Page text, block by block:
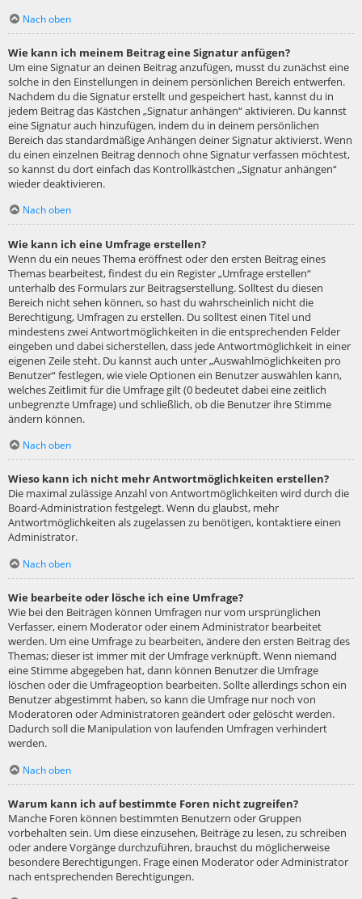
Nach oben
Wie kann ich meinem Beitrag eine Signatur anfügen?
Um eine Signatur an deinen Beitrag anzufügen, musst du zunächst eine
solche in den Einstellungen in deinem persönlichen Bereich entwerfen.
Nachdem du die Signatur erstellt und gespeichert hast, kannst du in
jedem Beitrag das Kästchen „Signatur anhängen“ aktivieren. Du kannst
eine Signatur auch hinzufügen, indem du in deinem persönlichen
Bereich das standardmäßige Anhängen deiner Signatur aktivierst. Wenn
du einen einzelnen Beitrag dennoch ohne Signatur verfassen möchtest,
so kannst du dort einfach das Kontrollkästchen „Signatur anhängen“
wieder deaktivieren.
Nach oben
Wie kann ich eine Umfrage erstellen?
Wenn du ein neues Thema eröffnest oder den ersten Beitrag eines
Themas bearbeitest, findest du ein Register „Umfrage erstellen“
unterhalb des Formulars zur Beitragserstellung. Solltest du diesen
Bereich nicht sehen können, so hast du wahrscheinlich nicht die
Berechtigung, Umfragen zu erstellen. Du solltest einen Titel und
mindestens zwei Antwortmöglichkeiten in die entsprechenden Felder
eingeben und dabei sicherstellen, dass jede Antwortmöglichkeit in einer
eigenen Zeile steht. Du kannst auch unter „Auswahlmöglichkeiten pro
Benutzer“ festlegen, wie viele Optionen ein Benutzer auswählen kann,
welches Zeitlimit für die Umfrage gilt (0 bedeutet dabei eine zeitlich
unbegrenzte Umfrage) und schließlich, ob die Benutzer ihre Stimme
ändern können.
Nach oben
Wieso kann ich nicht mehr Antwortmöglichkeiten erstellen?
Die maximal zulässige Anzahl von Antwortmöglichkeiten wird durch die
Board-Administration festgelegt. Wenn du glaubst, mehr
Antwortmöglichkeiten als zugelassen zu benötigen, kontaktiere einen
Administrator.
Nach oben
Wie bearbeite oder lösche ich eine Umfrage?
Wie bei den Beiträgen können Umfragen nur vom ursprünglichen
Verfasser, einem Moderator oder einem Administrator bearbeitet
werden. Um eine Umfrage zu bearbeiten, ändere den ersten Beitrag des
Themas; dieser ist immer mit der Umfrage verknüpft. Wenn niemand
eine Stimme abgegeben hat, dann können Benutzer die Umfrage
löschen oder die Umfrageoption bearbeiten. Sollte allerdings schon ein
Benutzer abgestimmt haben, so kann die Umfrage nur noch von
Moderatoren oder Administratoren geändert oder gelöscht werden.
Dadurch soll die Manipulation von laufenden Umfragen verhindert
werden.
Nach oben
Warum kann ich auf bestimmte Foren nicht zugreifen?
Manche Foren können bestimmten Benutzern oder Gruppen
vorbehalten sein. Um diese einzusehen, Beiträge zu lesen, zu schreiben
oder andere Vorgänge durchzuführen, brauchst du möglicherweise
besondere Berechtigungen. Frage einen Moderator oder Administrator
nach entsprechenden Berechtigungen.